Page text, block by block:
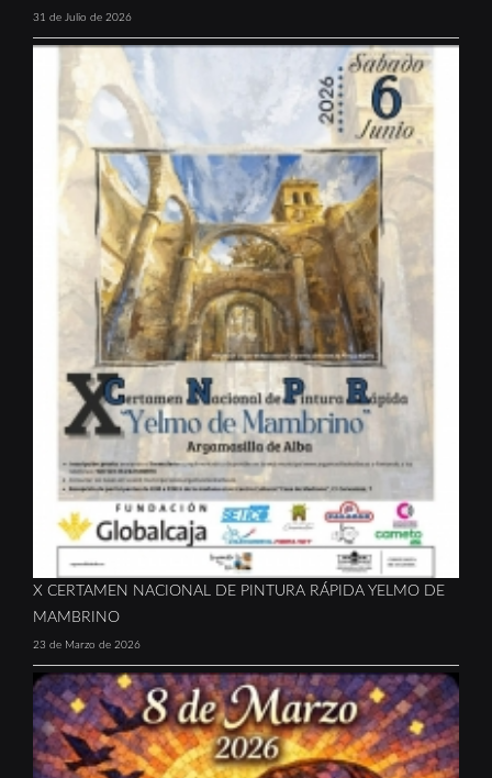
31 de Julio de 2026
X CERTAMEN NACIONAL DE PINTURA RÁPIDA YELMO DE
MAMBRINO
23 de Marzo de 2026